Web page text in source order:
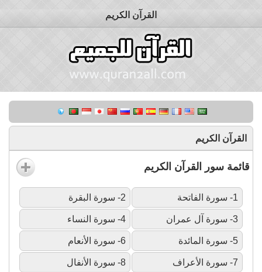
القرآن الكريم
القرآن الكريم
قائمة سور القرآن الكريم
1- سورة الفاتحة 2- سورة البقرة
3- سورة آل عمران 4- سورة النساء
5- سورة المائدة 6- سورة الأنعام
7- سورة الأعراف 8- سورة الأنفال